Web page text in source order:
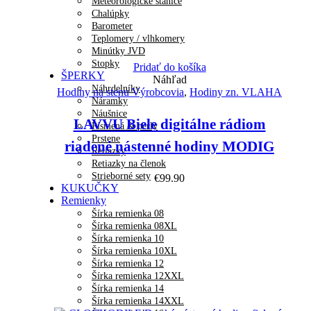
Chalúpky
Barometer
Teplomery / vlhkomery
Minútky JVD
Stopky
ŠPERKY
Náhrdelníky
Náramky
Náušnice
Písmená & perly
Prstene
Retiazky
Retiazky na členok
Strieborné sety
KUKUČKY
Remienky
Šírka remienka 08
Šírka remienka 08XL
Šírka remienka 10
Šírka remienka 10XL
Šírka remienka 12
Šírka remienka 12XXL
Šírka remienka 14
Šírka remienka 14XXL
Pridať do košíka
Náhľad
Hodiny na stenu Výrobcovia, Hodiny zn. VLAHA
LAVVU Biele digitálne rádiom
riadené nástenné hodiny MODIG
€99.90